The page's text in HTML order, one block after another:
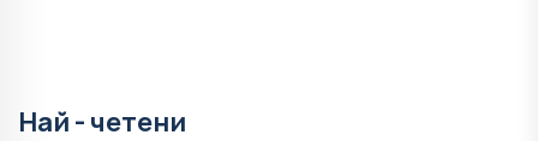
Най - четени